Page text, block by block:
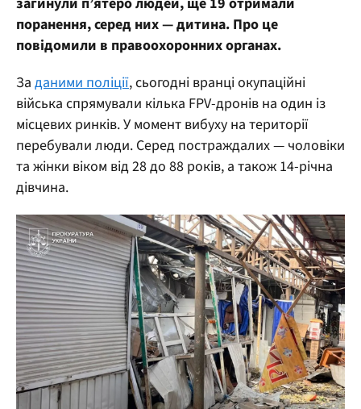
поранення, серед них — дитина. Про це
повідомили в правоохоронних органах.
За даними поліції, сьогодні вранці окупаційні
війська спрямували кілька FPV-дронів на один із
місцевих ринків. У момент вибуху на території
перебували люди. Серед постраждалих — чоловіки
та жінки віком від 28 до 88 років, а також 14-річна
дівчина.